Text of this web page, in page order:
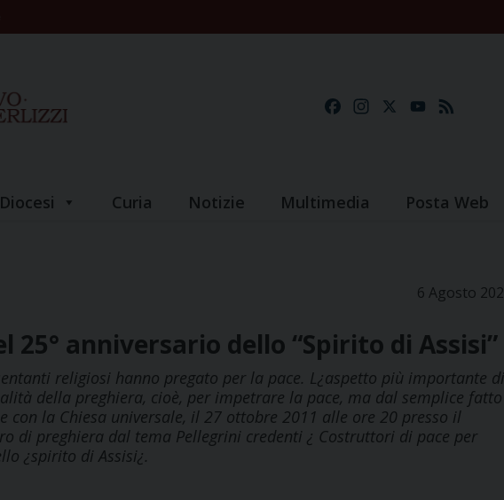
FacebookInstagramYouTube
Diocesi Curia Notizie Multimedia Posta Web
6 Agosto
25° anniversario dello “Spirito di Assisi”
religiosi hanno pregato per la pace. L¿aspetto più importante di
della preghiera, cioè, per impetrare la pace, ma dal semplice fatto
con la Chiesa universale, il 27 ottobre 2011 alle ore 20 presso il
di preghiera dal tema Pellegrini credenti ¿ Costruttori di pace per
¿spirito di Assisi¿.